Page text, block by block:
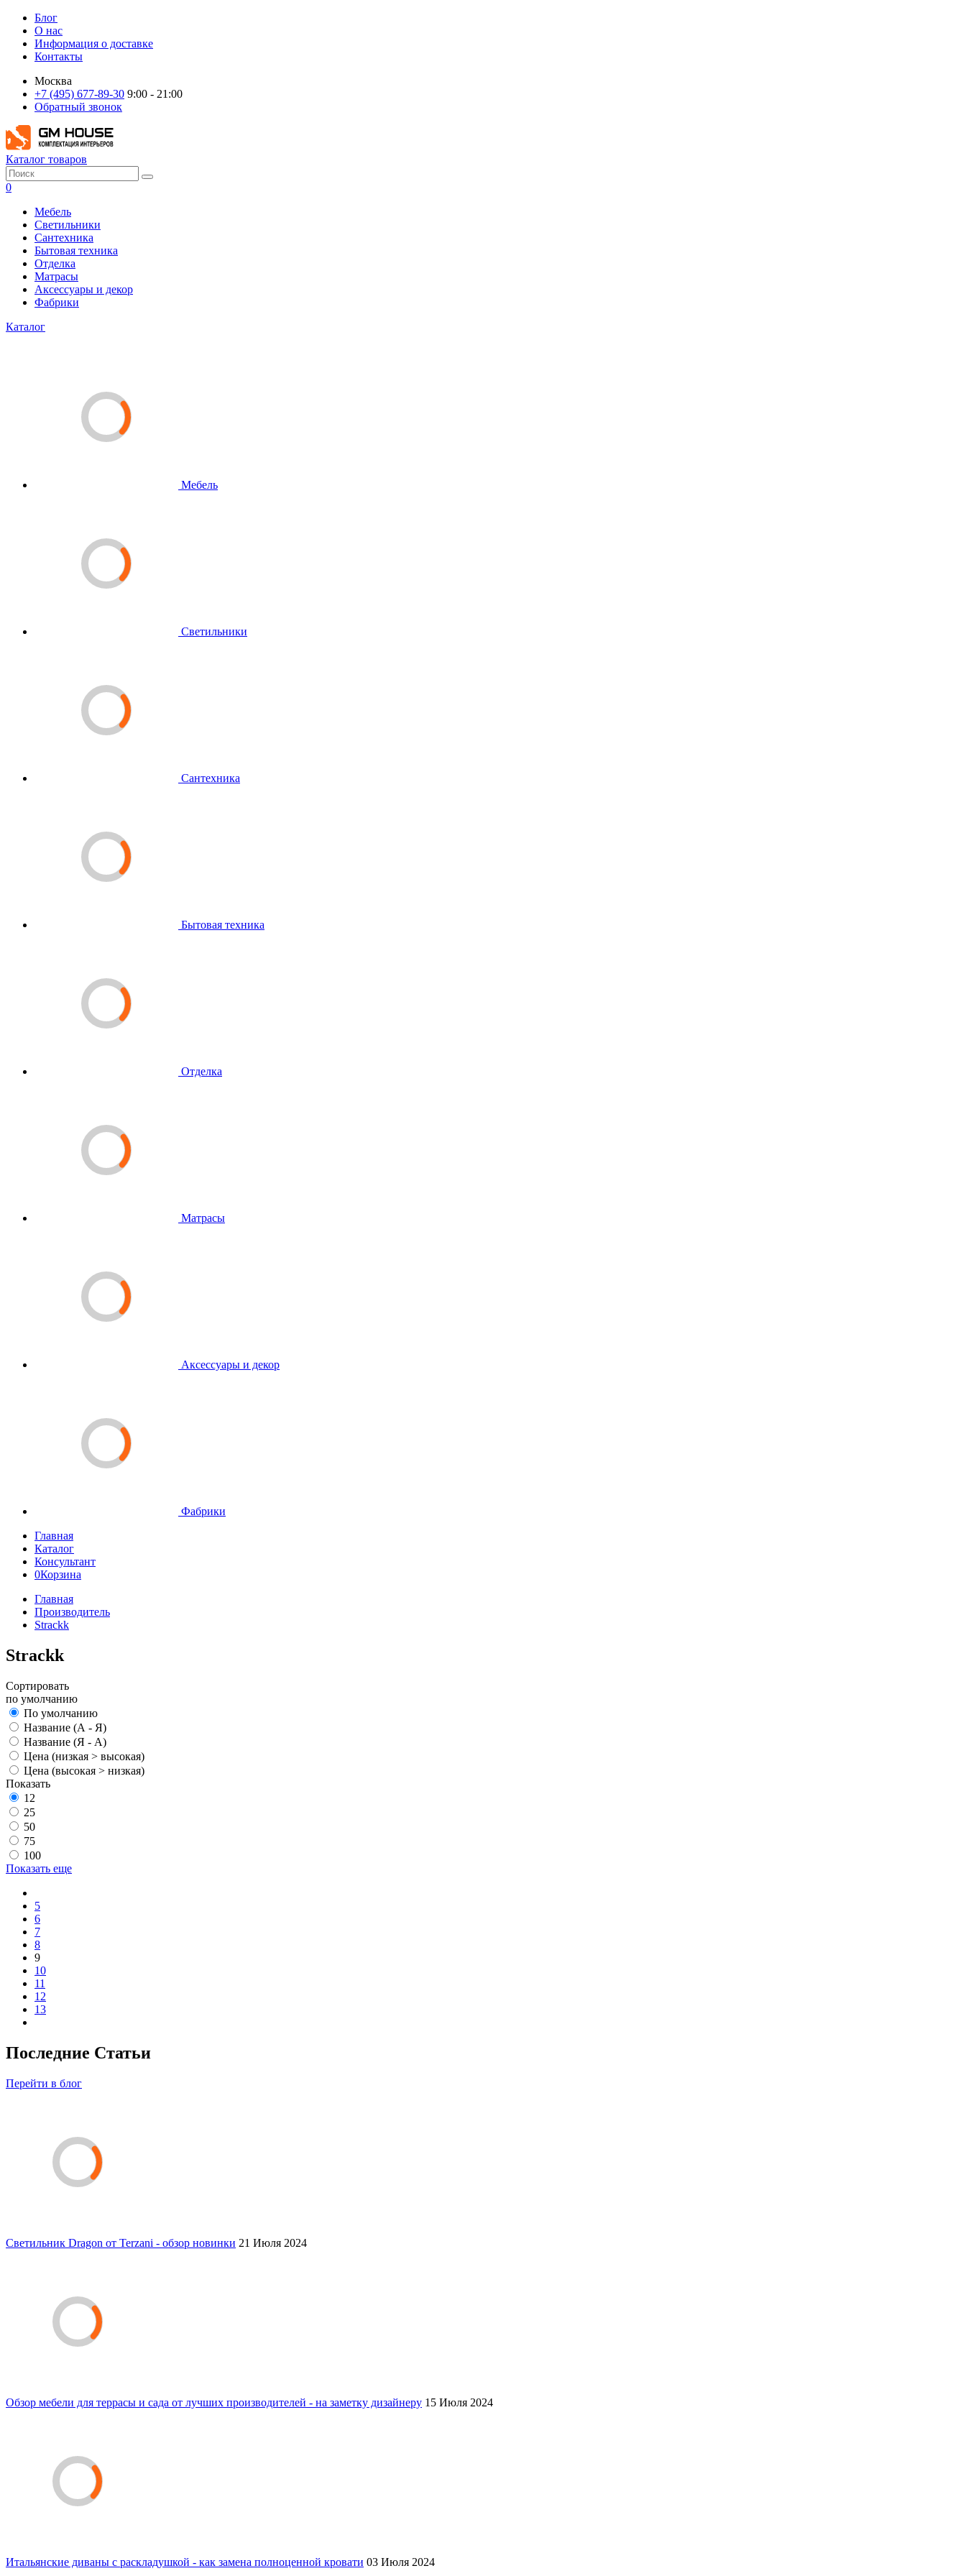
Блог
О нас
Информация о доставке
Контакты
Москва
+7 (495) 677-89-30 9:00 - 21:00
Обратный звонок
Каталог товаров
0
Мебель
Светильники
Сантехника
Бытовая техника
Отделка
Матрасы
Аксессуары и декор
Фабрики
Каталог
Мебель
Светильники
Сантехника
Бытовая техника
Отделка
Матрасы
Аксессуары и декор
Фабрики
Главная
Каталог
Консультант
0Корзина
Главная
Производитель
Strackk
Strackk
Сортировать
по умолчанию
По умолчанию
Название (А - Я)
Название (Я - А)
Цена (низкая > высокая)
Цена (высокая > низкая)
Показать
12
25
50
75
100
Показать еще
5
6
7
8
9
10
11
12
13
Последние Статьи
Перейти в блог
Светильник Dragon от Terzani - обзор новинки 21 Июля 2024
Обзор мебели для террасы и сада от лучших производителей - на заметку дизайнеру 15 Июля 2024
Итальянские диваны с раскладушкой - как замена полноценной кровати 03 Июля 2024